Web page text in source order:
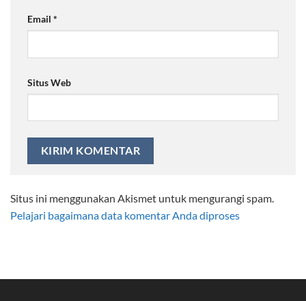
Email *
Situs Web
Situs ini menggunakan Akismet untuk mengurangi spam.
Pelajari bagaimana data komentar Anda diproses